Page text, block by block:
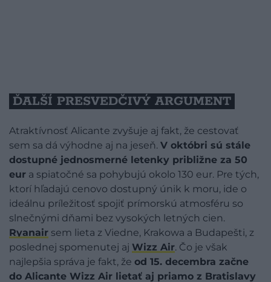
ĎALŠÍ PRESVEDČIVÝ ARGUMENT
Atraktívnosť Alicante zvyšuje aj fakt, že cestovať
sem sa dá výhodne aj na jeseň. V októbri sú stále
dostupné jednosmerné letenky približne za 50
eur a spiatočné sa pohybujú okolo 130 eur. Pre tých,
ktorí hľadajú cenovo dostupný únik k moru, ide o
ideálnu príležitosť spojiť prímorskú atmosféru so
slnečnými dňami bez vysokých letných cien.
Ryanair sem lieta z Viedne, Krakowa a Budapešti, z
poslednej spomenutej aj Wizz Air. Čo je však
najlepšia správa je fakt, že od 15. decembra začne
do Alicante Wizz Air lietať aj priamo z Bratislavy